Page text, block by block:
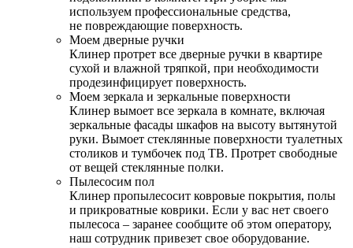
используем профессиональные средства,
не повреждающие поверхность.
Моем дверные ручки
Клинер протрет все дверные ручки в квартире
сухой и влажной тряпкой, при необходимости
продезинфицирует поверхность.
Моем зеркала и зеркальные поверхности
Клинер вымоет все зеркала в комнате, включая
зеркальные фасады шкафов на высоту вытянутой
руки. Вымоет стеклянные поверхности туалетных
столиков и тумбочек под ТВ. Протрет свободные
от вещей стеклянные полки.
Пылесосим пол
Клинер пропылесосит ковровые покрытия, полы
и прикроватные коврики. Если у вас нет своего
пылесоса – заранее сообщите об этом оператору,
наш сотрудник привезет свое оборудование.